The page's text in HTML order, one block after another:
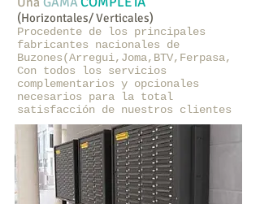
(Horizontales/ Verticales)
Procedente de los principales
fabricantes nacionales de
Buzones(Arregui,Joma,BTV,Ferpasa,
Con todos los servicios
complementarios y opcionales
necesarios para la total
satisfacción de nuestros clientes